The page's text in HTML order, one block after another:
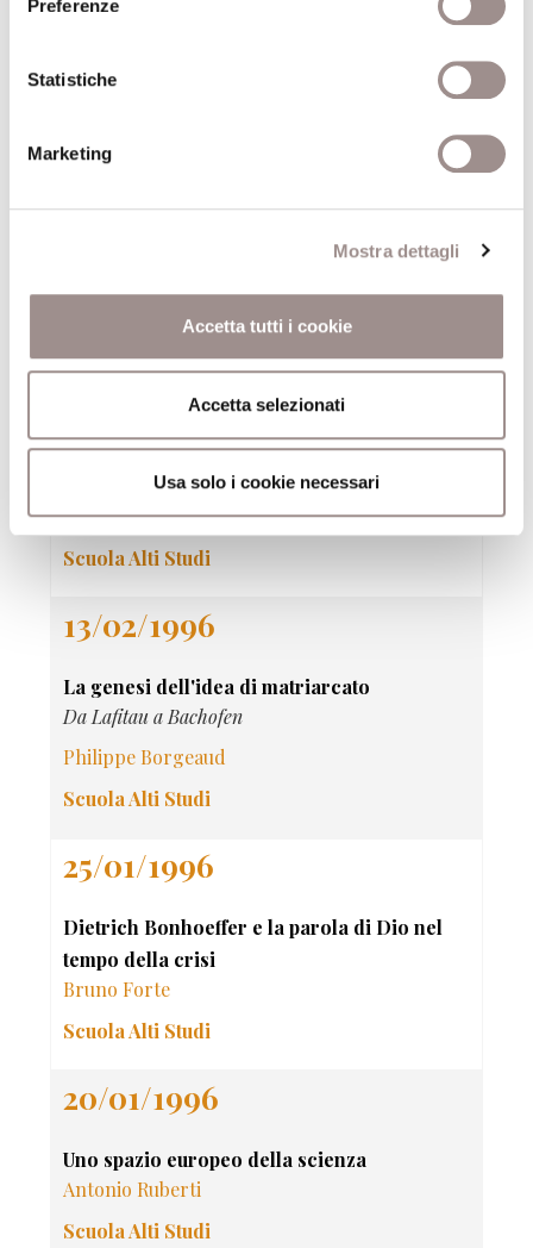
Preferenze
Statistiche
Marketing
Mostra dettagli
Accetta tutti i cookie
Accetta selezionati
Usa solo i cookie necessari
Il monarca cristiano ideale nelle immagini
Irving Lavin
Scuola Alti Studi
08/03/1996
Natura e identità
Remo Bodei
Scuola Alti Studi
13/02/1996
La genesi dell'idea di matriarcato
Da Lafitau a Bachofen
Philippe Borgeaud
Scuola Alti Studi
25/01/1996
Dietrich Bonhoeffer e la parola di Dio nel
tempo della crisi
Bruno Forte
Scuola Alti Studi
20/01/1996
Uno spazio europeo della scienza
Antonio Ruberti
Scuola Alti Studi